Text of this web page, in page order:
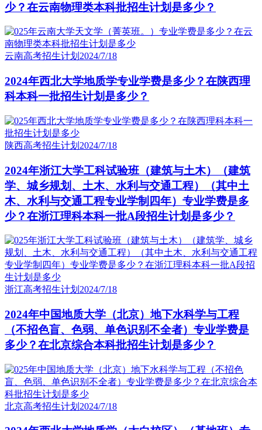
少？在云南物理类本科批招生计划是多少？
云南高考招生计划 2024/7/18
2024年西北大学地质学专业学费是多少？在陕西理
科本科一批招生计划是多少？
陕西高考招生计划 2024/7/18
2024年浙江大学工科试验班（建筑与土木）（建筑
学、城乡规划、土木、水利与交通工程）（其中土
木、水利与交通工程专业学制四年）专业学费是多
少？在浙江理科本科一批A段招生计划是多少？
浙江高考招生计划 2024/7/18
2024年中国地质大学（北京）地下水科学与工程
（不招色盲、色弱、单色识别不全者）专业学费是
多少？在北京综合本科批招生计划是多少？
北京高考招生计划 2024/7/18